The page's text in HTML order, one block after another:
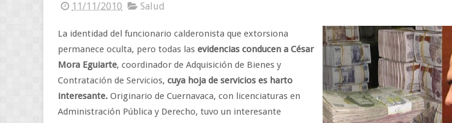
11/11/2010 Salud
La identidad del funcionario calderonista que extorsiona
permanece oculta, pero todas las evidencias conducen a César
Mora Eguiarte, coordinador de Adquisición de Bienes y
Contratación de Servicios, cuya hoja de servicios es harto
interesante. Originario de Cuernavaca, con licenciaturas en
Administración Pública y Derecho, tuvo un interesante